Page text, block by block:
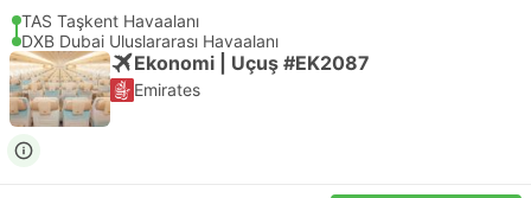
TAS Taşkent Havaalanı
DXB Dubai Uluslararası Havaalanı
Ekonomi | Uçuş #EK2087
Emirates